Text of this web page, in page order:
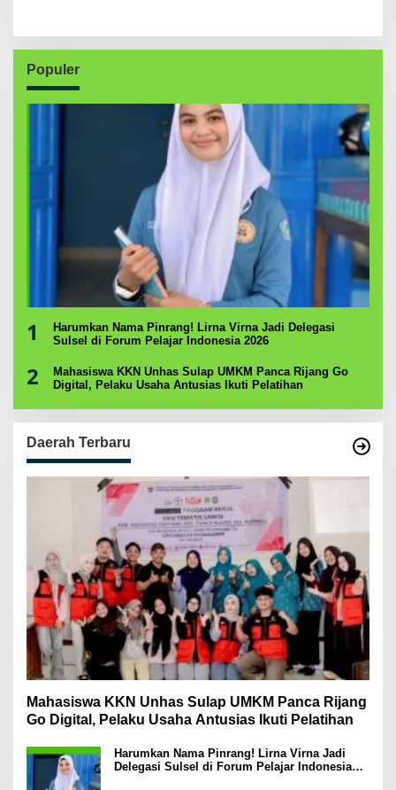
Populer
1
Harumkan Nama Pinrang! Lirna Virna Jadi Delegasi
Sulsel di Forum Pelajar Indonesia 2026
2
Mahasiswa KKN Unhas Sulap UMKM Panca Rijang Go
Digital, Pelaku Usaha Antusias Ikuti Pelatihan
Daerah Terbaru
Mahasiswa KKN Unhas Sulap UMKM Panca Rijang
Go Digital, Pelaku Usaha Antusias Ikuti Pelatihan
Harumkan Nama Pinrang! Lirna Virna Jadi
Delegasi Sulsel di Forum Pelajar Indonesia